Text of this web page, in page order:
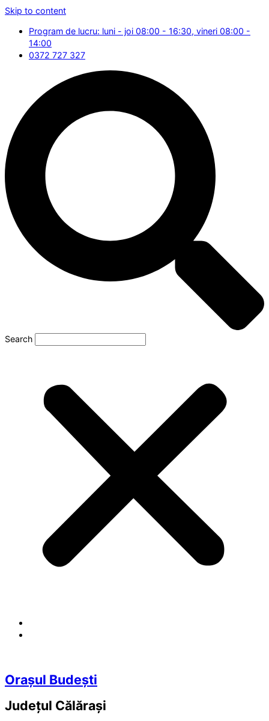
Skip to content
Program de lucru: luni - joi 08:00 - 16:30, vineri 08:00 -
14:00
0372 727 327
Search
Orașul Budești
Județul Călărași